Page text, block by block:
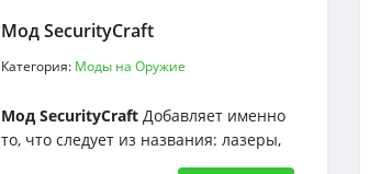
Мод SecurityCraft
Категория: Моды на Оружие
Мод SecurityCraft Добавляет именно
то, что следует из названия: лазеры,
сканеры сетчатки, клавиатуры,